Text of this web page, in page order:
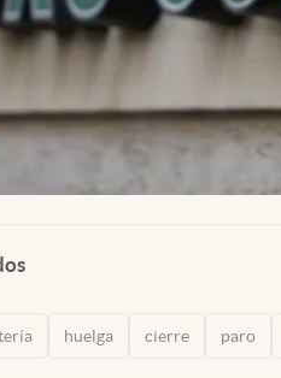
huelga cierre paro